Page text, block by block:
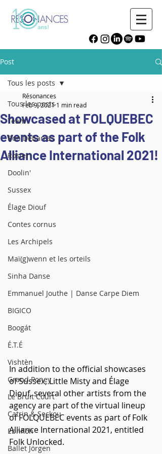
Post
Tous les posts
Team
Bon Débarras
Rosier
Doolin'
Sussex
Élage Diouf
Contes cornus
Les Archipels
Maï(g)wenn et les orteils
Sinha Danse
Emmanuel Jouthe | Danse Carpe Diem
BIGICO
Boogát
É.T.É
Vishtèn
Grand Poney
Le Bruit Court
Catrin & Seckou
Ebnfloh
Ballet Jörgen
Tous les posts
Showcased at FOLQUEBEC
events as part of the Folk
Alliance International 2021!
Résonances
Feb 9, 2021 1 min read
In addition to the official showcases
of Sussex, Little Misty and Élage
Diouf, several other artists from the
agency are part of the virtual lineup
of FOLQUEBEC events as part of Folk
Alliance International 2021, entitled
Folk Unlocked.